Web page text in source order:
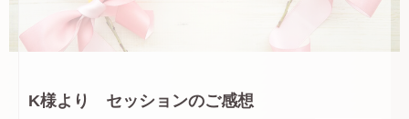
K様より セッションのご感想